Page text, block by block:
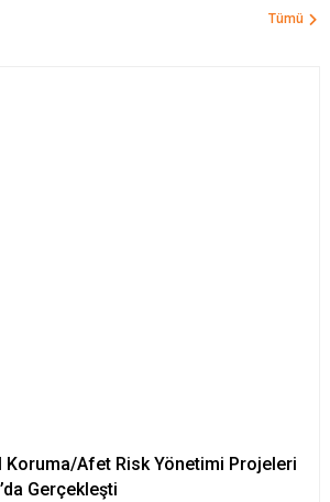
Tümü
Koruma/Afet Risk Yönetimi Projeleri
Gerçekleşti